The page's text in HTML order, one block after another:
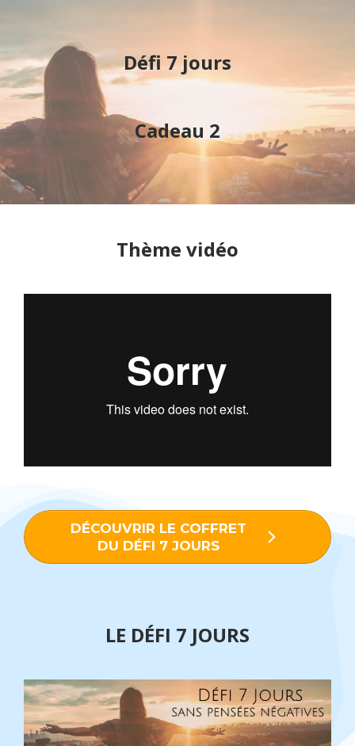
Défi 7 jours
Cadeau 2
Thème vidéo
DÉCOUVRIR LE COFFRET
DU DÉFI 7 JOURS
LE DÉFI 7 JOURS